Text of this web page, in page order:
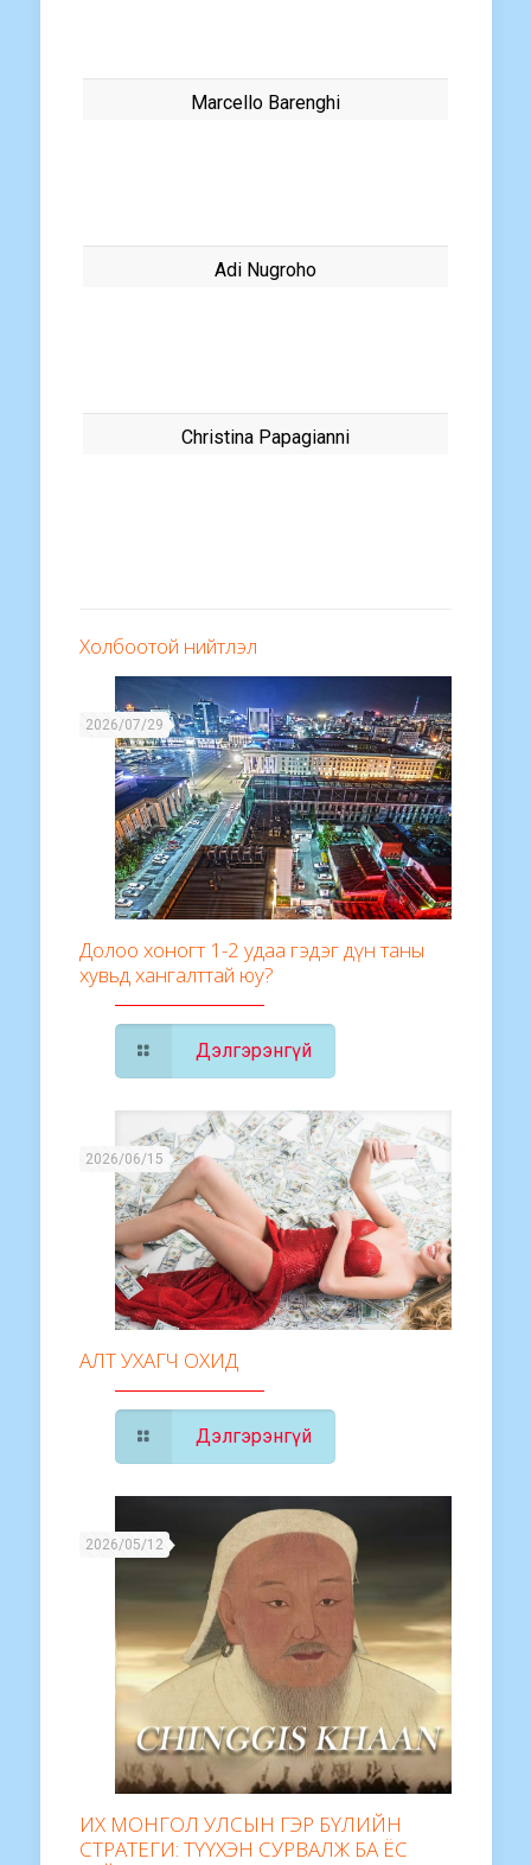
Marcello Barenghi
Adi Nugroho
Christina Papagianni
Холбоотой нийтлэл
2026/07/29
Долоо хоногт 1-2 удаа гэдэг дүн таны
хувьд хангалттай юу?
Дэлгэрэнгүй
2026/06/15
АЛТ УХАГЧ ОХИД
Дэлгэрэнгүй
2026/05/12
ИХ МОНГОЛ УЛСЫН ГЭР БҮЛИЙН
СТРАТЕГИ: ТҮҮХЭН СУРВАЛЖ БА ЁС